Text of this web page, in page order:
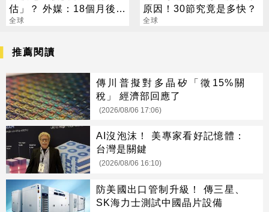
估」？ 外媒：18個月後恐
爆漲
全球
原因！30節究竟是多快？
全球
推薦閱讀
傳川普擬對多晶矽「徵15%關
稅」 經濟部回應了
(2026/08/06 17:06)
AI沒泡沫！ 美專家看好記憶體：
台灣是關鍵
(2026/08/06 16:10)
防美國出口管制升級！ 傳三星、
SK海力士測試中國晶片設備